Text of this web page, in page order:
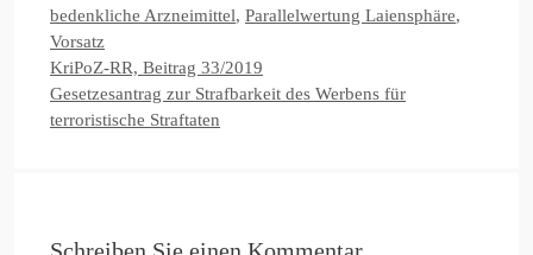
bedenkliche Arzneimittel, Parallelwertung Laiensphäre,
Vorsatz
KriPoZ-RR, Beitrag 33/2019
Gesetzesantrag zur Strafbarkeit des Werbens für
terroristische Straftaten